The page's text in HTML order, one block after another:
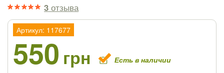
3 отзыва
Артикул: 117677
550 грн Есть в наличии